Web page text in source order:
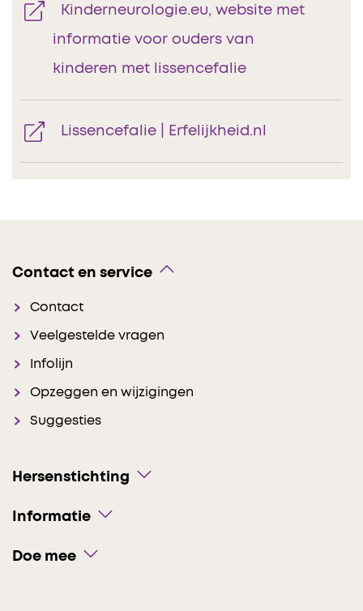
Kinderneurologie.eu, website met
informatie voor ouders van
kinderen met lissencefalie
Lissencefalie | Erfelijkheid.nl
Contact en service
Contact
Veelgestelde vragen
Infolijn
Opzeggen en wijzigingen
Suggesties
Hersenstichting
Informatie
Doe mee